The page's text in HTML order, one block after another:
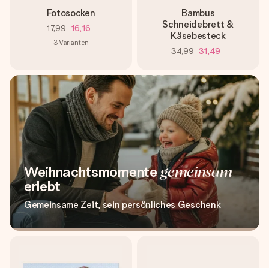
Fotosocken
17,99 16,16
3Varianten
Bambus
Schneidebrett &
Käsebesteck
34,99 31,49
Weihnachtsmomentegemeinsam
erlebt
Gemeinsame Zeit, sein persönliches Geschenk